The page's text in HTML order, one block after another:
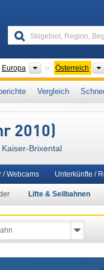
Europa Kontinente
Österreich
Europa Kontinente
Österreich
liegt auch in:
, Zentrale Ostalpen
Vergleich
2010)
Brixental
Lifte & Seilbahnen
/ Webcams Unterkünfte /